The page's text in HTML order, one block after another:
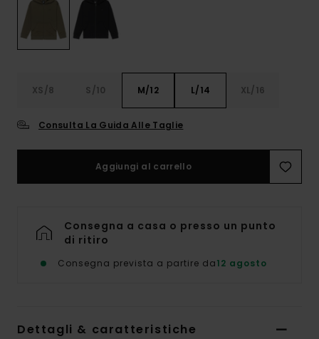
XS/8 S/10 M/12 L/14 XL/16
Consulta La Guida Alle Taglie
Aggiungi al carrello
Consegna a casa o presso un punto
di ritiro
Consegna prevista a partire da12 agosto
Dettagli & caratteristiche